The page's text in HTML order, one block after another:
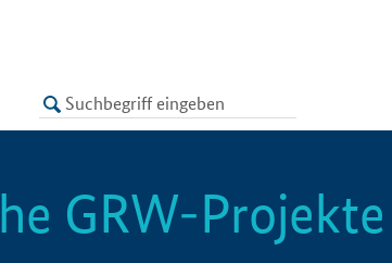
LISTE
GRW-Projekte